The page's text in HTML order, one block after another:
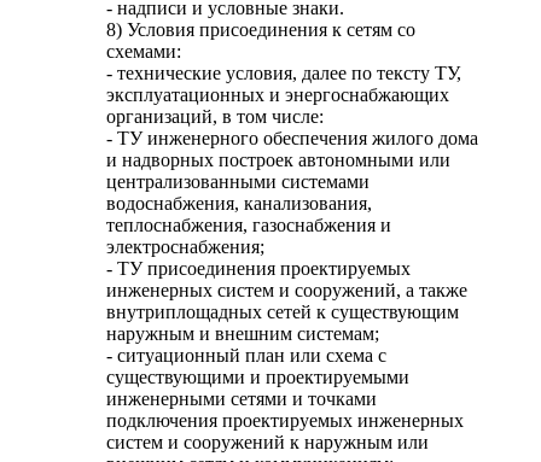
- надписи и условные знаки.
8) Условия присоединения к сетям со
схемами:
- технические условия, далее по тексту ТУ,
эксплуатационных и энергоснабжающих
организаций, в том числе:
- ТУ инженерного обеспечения жилого дома
и надворных построек автономными или
централизованными системами
водоснабжения, канализования,
теплоснабжения, газоснабжения и
электроснабжения;
- ТУ присоединения проектируемых
инженерных систем и сооружений, а также
внутриплощадных сетей к существующим
наружным и внешним системам;
- ситуационный план или схема с
существующими и проектируемыми
инженерными сетями и точками
подключения проектируемых инженерных
систем и сооружений к наружным или